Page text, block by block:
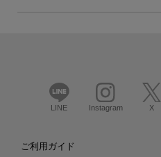
LINE Instagram X
ご利用ガイド